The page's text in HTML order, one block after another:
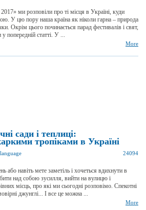
ми розповіли про ті місця в Україні, куди
У цю пору наша країна як ніколи гарна – природа
Окрім цього починається парад фестивалів і свят,
попередній статті. У ...
More
сади і теплиці:
тропіками в Україні
language 24094
або навіть мете заметіль і хочеться вдихнути в
над собою зусилля, вийти на вулицю і
місць, про які ми сьогодні розповімо. Спекотні
джунглі... І все це можна ...
More